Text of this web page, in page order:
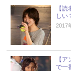
【
しい
2017
【
で一